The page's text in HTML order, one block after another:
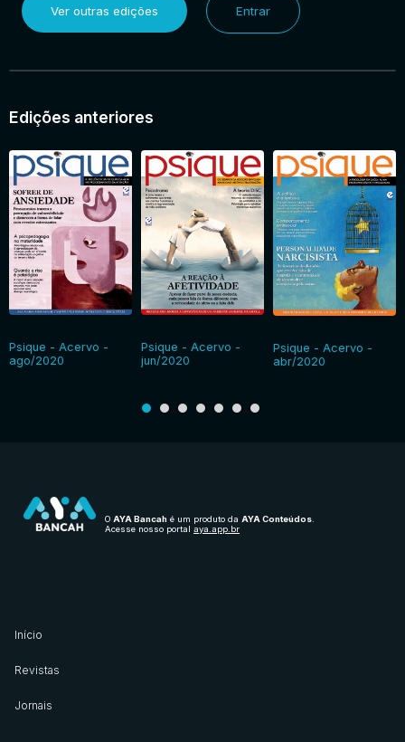
Ver outras edições Entrar
Edições anteriores
Psique - Acervo -
ago/2020
Psique - Acervo -
jun/2020
Psique - Acervo -
abr/2020
O AYA Bancah é um produto da AYA Conteúdos
Acesse nosso portal aya.app.br
Início
Revistas
Jornais